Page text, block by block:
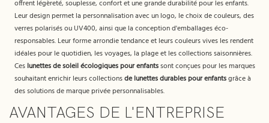
offrent légèreté, souplesse, confort et une grande durabilité pour les enfants.
Leur design permet la personnalisation avec un logo, le choix de couleurs, des
verres polarisés ou UV400, ainsi que la conception d'emballages éco-
responsables. Leur forme arrondie tendance et leurs couleurs vives les rendent
idéales pour le quotidien, les voyages, la plage et les collections saisonnières.
Ces lunettes de soleil écologiques pour enfantssont conçues pour les marques
souhaitant enrichir leurs collectionsde lunettes durables pour enfantsgrâce à
des solutions de marque privée personnalisables.
AVANTAGES DE L'ENTREPRISE